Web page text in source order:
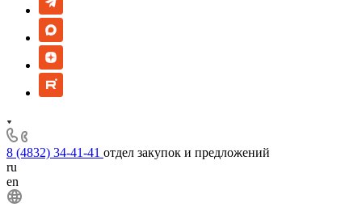
8 (4832) 34-41-41 отдел закупок и предложений
ru
en